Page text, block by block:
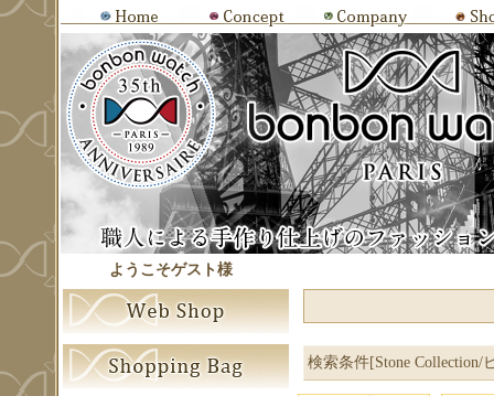
ようこそゲスト様
検索条件[Stone Collection/